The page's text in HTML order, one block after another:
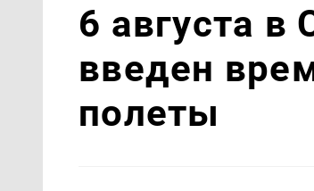
6 августа в
введен
полеты